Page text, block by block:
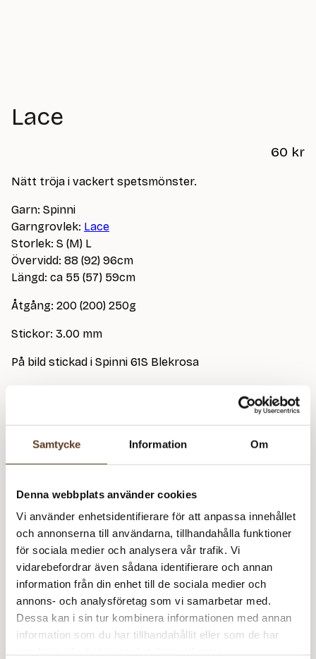
Samtycke Information Om
Denna webbplats använder cookies
Vi använder enhetsidentifierare för att anpassa innehållet
och annonserna till användarna, tillhandahålla funktioner
för sociala medier och analysera vår trafik. Vi
vidarebefordrar även sådana identifierare och annan
information från din enhet till de sociala medier och
annons- och analysföretag som vi samarbetar med.
Dessa kan i sin tur kombinera informationen med annan
information som du har tillhandahållit eller som de har
Lace
60 kr
Nätt tröja i vackert spetsmönster.
Garn: Spinni
Garngrovlek: Lace
Storlek: S (M) L
Övervidd: 88 (92) 96cm
Längd: ca 55 (57) 59cm
Åtgång: 200 (200) 250g
Stickor: 3.00 mm
På bild stickad i Spinni 61S Blekrosa
Rekommenderade tillbehör
Addi Classic Rundstickor – 3.00 mm, 80 cm (89 kr)
Prisspecifikation